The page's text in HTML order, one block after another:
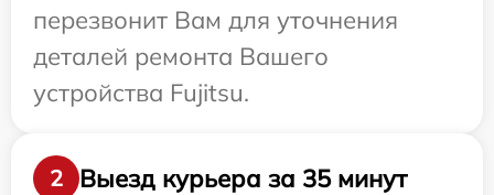
перезвонит Вам для уточнения
деталей ремонта Вашего
устройства Fujitsu.
2 Выезд курьера за 35 минут